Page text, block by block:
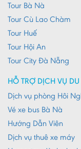
Tour Bà Nà
Tour Cù Lao Chàm
Tour Huế
Tour Hội An
Tour City Đà Nẵng
HỖ TRỢ DỊCH VỤ
Dịch vụ phòng Hôi
Vé xe bus Bà Nà
Hướng Dẫn Viên
Dịch vụ thuê xe máy